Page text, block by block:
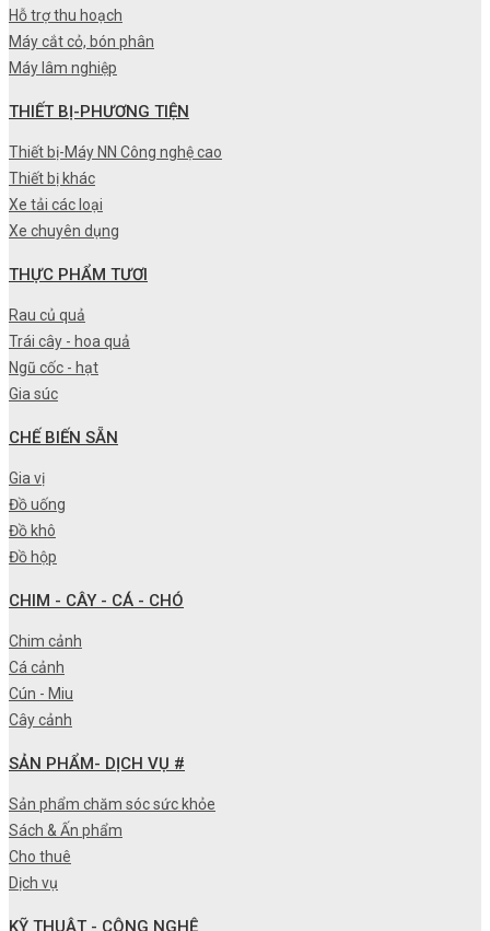
Hỗ trợ thu hoạch
Máy cắt cỏ, bón phân
Máy lâm nghiệp
THIẾT BỊ-PHƯƠNG TIỆN
Thiết bị-Máy NN Công nghệ cao
Thiết bị khác
Xe tải các loại
Xe chuyên dụng
THỰC PHẨM TƯƠI
Rau củ quả
Trái cây - hoa quả
Ngũ cốc - hạt
Gia súc
CHẾ BIẾN SẴN
Gia vị
Đồ uống
Đồ khô
Đồ hộp
CHIM - CÂY - CÁ - CHÓ
Chim cảnh
Cá cảnh
Cún - Miu
Cây cảnh
SẢN PHẨM- DỊCH VỤ #
Sản phẩm chăm sóc sức khỏe
Sách & Ấn phẩm
Cho thuê
Dịch vụ
KỸ THUẬT - CÔNG NGHỆ